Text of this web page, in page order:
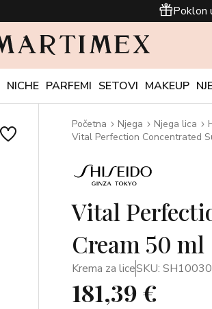
Poklon
NICHE PARFEMI SETOVI MAKEUP
Početna Njega Njega lica
Vital Perfection Concentrated
Vital
Cream 50 ml
Krema za liceSKU:
181,39 €